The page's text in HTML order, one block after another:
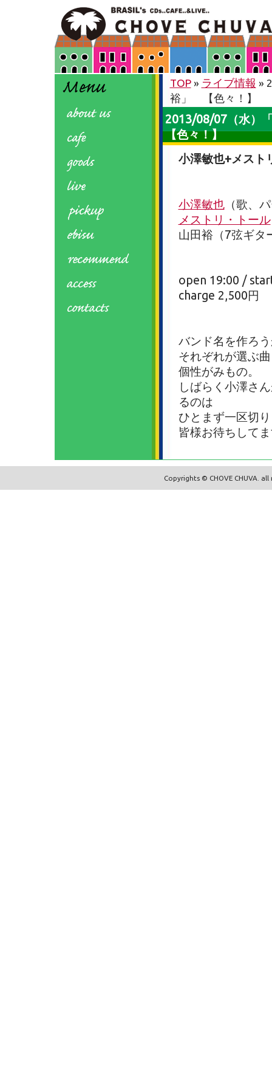
TOP» ライブ情報 »
裕」 【色々！】
2013/08/07（水）
【色々！】
小澤敏也+メスト
小澤敏也（歌、
メストリ・トール
山田裕（7弦ギタ
open 19:00 /
charge 2,500円
バンド名を作ろ
それぞれが選ぶ
個性がみもの。
しばらく小澤さ
るのは
ひとまず一区切
皆様お待ちして
Copyrights © CHOVE CHUVA.